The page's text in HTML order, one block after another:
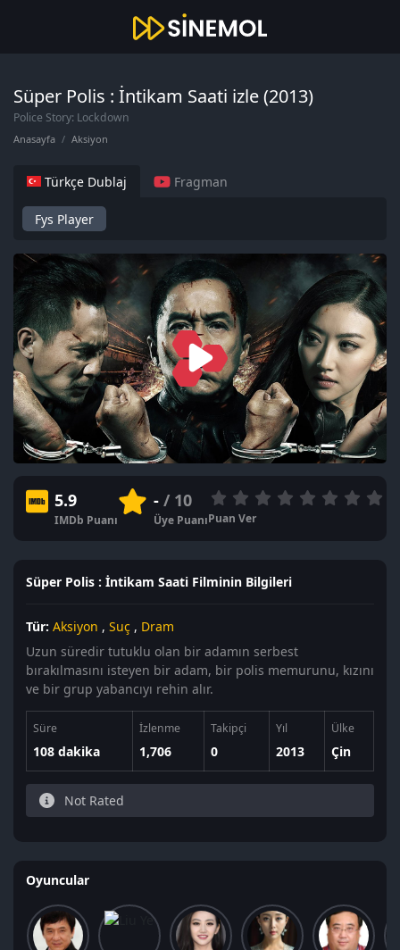
Süper Polis : İntikam Saati izle (2013)
Police Story: Lockdown
Anasayfa Aksiyon
Türkçe Dublaj Fragman
Fys Player
5.9
IMDb Puanı
-/ 10
Üye PuanıPuan Ver
Süper Polis : İntikam Saati Filminin Bilgileri
Tür: Aksiyon , Suç , Dram
Uzun süredir tutuklu olan bir adamın serbest
bırakılmasını isteyen bir adam, bir polis memurunu, kızını
ve bir grup yabancıyı rehin alır.
Süre
108 dakika
İzlenme
1,706
Takipçi
0
Yıl
2013
Ülke
Çin
Not Rated
Oyuncular